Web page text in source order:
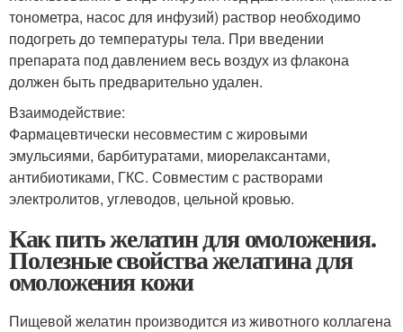
тонометра, насос для инфузий) раствор необходимо
подогреть до температуры тела. При введении
препарата под давлением весь воздух из флакона
должен быть предварительно удален.
Взаимодействие:
Фармацевтически несовместим с жировыми
эмульсиями, барбитуратами, миорелаксантами,
антибиотиками, ГКС. Совместим с растворами
электролитов, углеводов, цельной кровью.
Как пить желатин для омоложения.
Полезные свойства желатина для
омоложения кожи
Пищевой желатин производится из животного коллагена